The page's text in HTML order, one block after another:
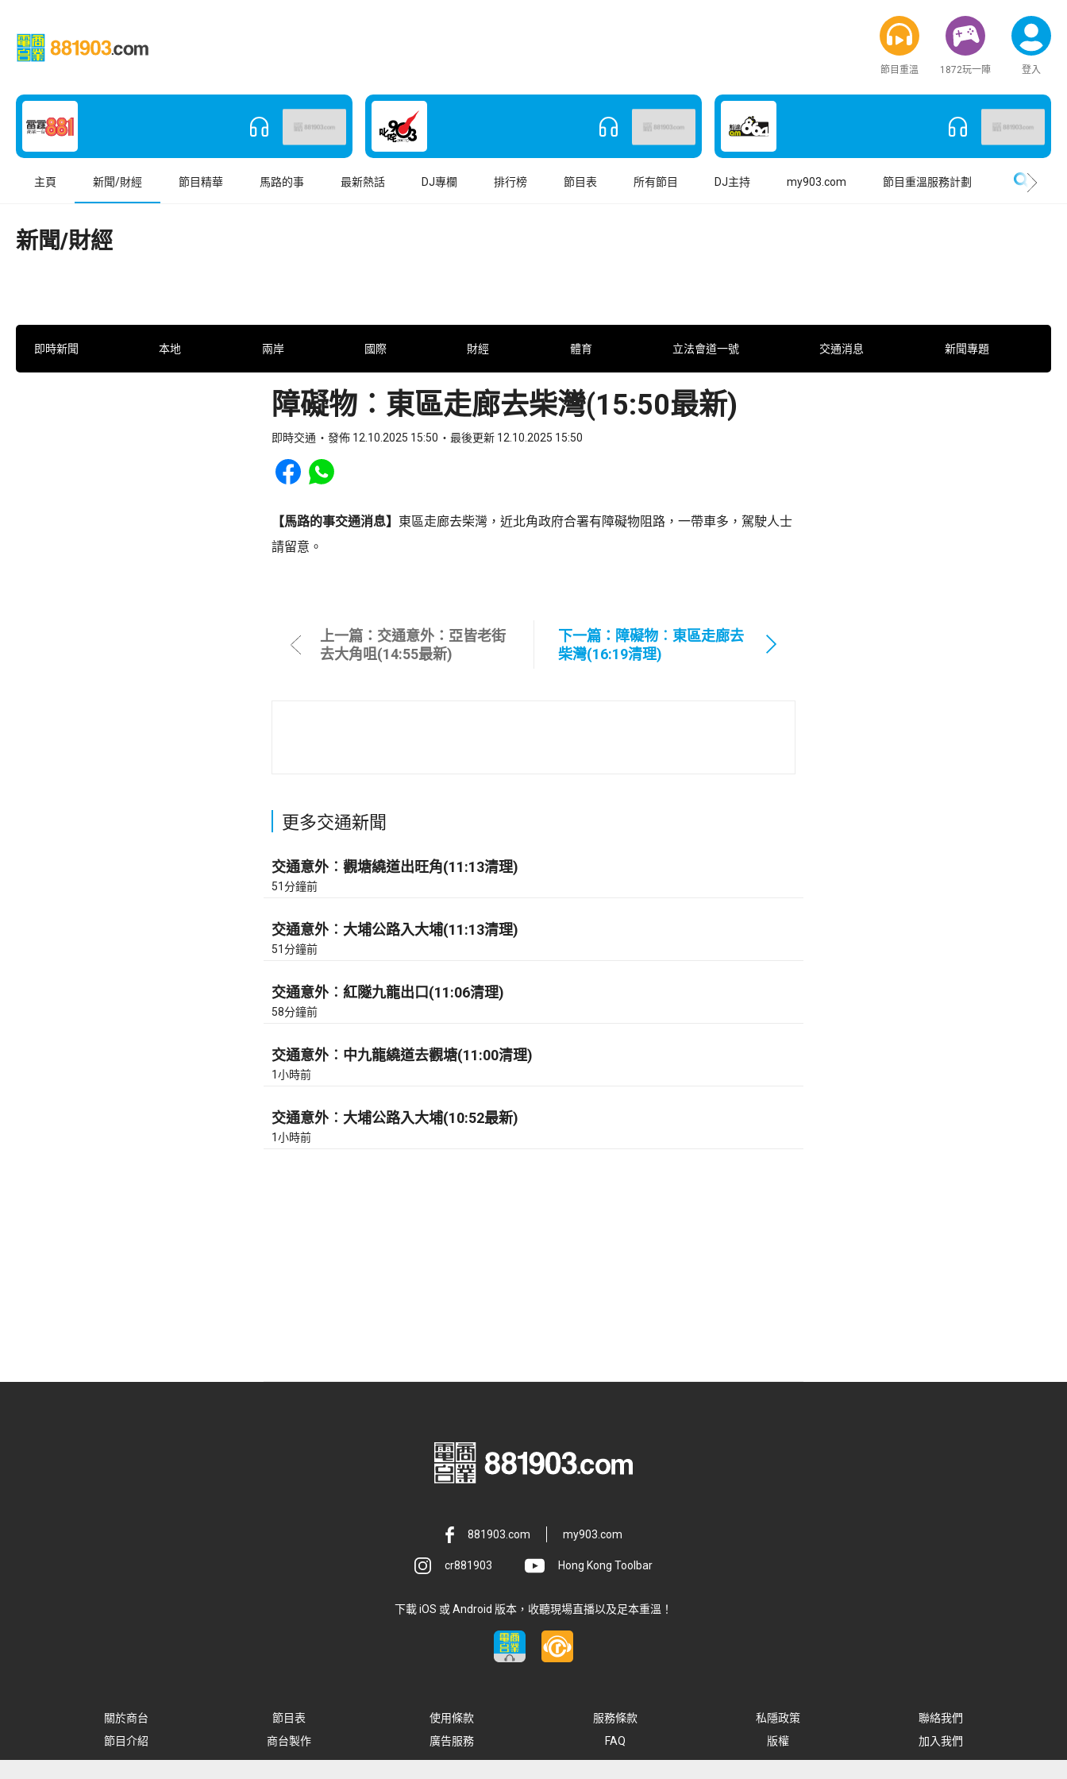
節目重溫 1872玩一陣 登入
主頁 新聞/財經 節目精華 馬路的事 最新熱話 DJ專欄 排行榜 節目表 所有節目 DJ主持 my903.com 節目重溫服務計劃
新聞/財經
即時新聞 本地 兩岸 國際 財經 體育 立法會道一號 交通消息 新聞專題
障礙物︰東區走廊去柴灣(15:50最新)
即時交通 發佈 12.10.2025 15:50 最後更新 12.10.2025 15:50
Share to Facebook
Share to WhatsApp
【馬路的事交通消息】 東區走廊去柴灣，近北角政府合署有障礙物阻路，一帶車多，駕駛人士
請留意。
上一篇：交通意外：亞皆老街
去大角咀(14:55最新)
下一篇：障礙物︰東區走廊去
柴灣(16:19清理)
更多交通新聞
交通意外︰觀塘繞道出旺角(11:13清理)
51分鐘前
交通意外︰大埔公路入大埔(11:13清理)
51分鐘前
交通意外︰紅隧九龍出口(11:06清理)
58分鐘前
交通意外︰中九龍繞道去觀塘(11:00清理)
1小時前
交通意外︰大埔公路入大埔(10:52最新)
1小時前
881903.com my903.com
cr881903 Hong Kong Toolbar
下載 iOS 或 Android 版本，收聽現場直播以及足本重溫！
關於商台 節目表 使用條款 服務條款 私隱政策
聯絡我們
節目介紹
商台製作 廣告服務 FAQ 版權 加入我們